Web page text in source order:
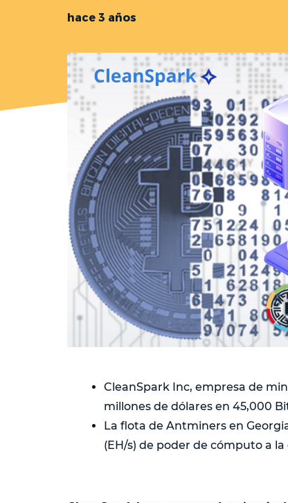
hace 3 años
CleanSpark Inc, empresa de
millones de dólares en 45,000
La flota de Antminers en
(EH/s) de poder de cómputo a